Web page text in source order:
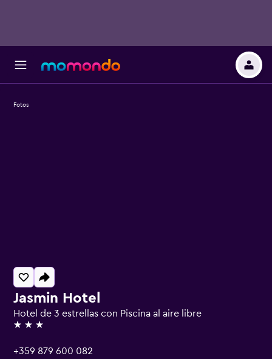
Jasmin Hotel
Hotel de 3 estrellas con Piscina al aire libre
3 estrellas
+359 879 600 082
Fotos